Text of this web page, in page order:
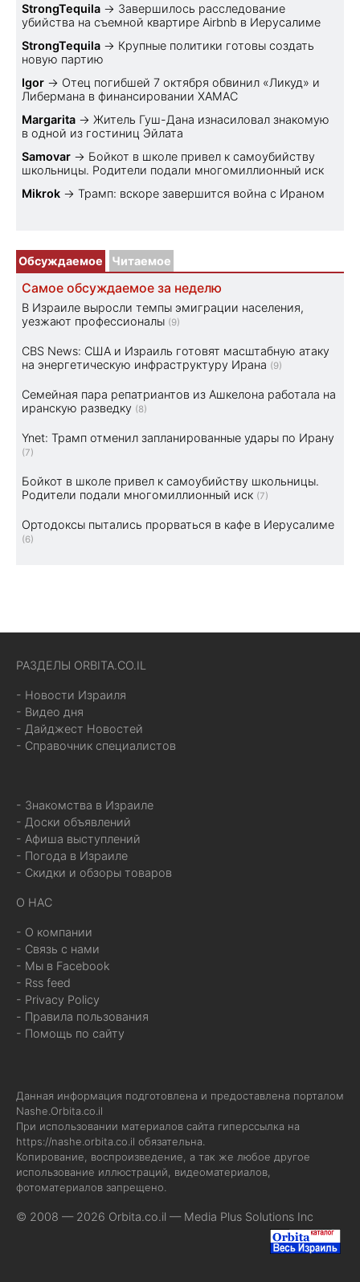
StrongTequila → Завершилось расследование
убийства на съемной квартире Airbnb в Иерусалиме
StrongTequila → Крупные политики готовы создать
новую партию
Igor → Отец погибшей 7 октября обвинил «Ликуд» и
Либермана в финансировании ХАМАС
Margarita → Житель Гуш-Дана изнасиловал знакомую
в одной из гостиниц Эйлата
Samovar → Бойкот в школе привел к самоубийству
школьницы. Родители подали многомиллионный иск
Mikrok → Трамп: вскоре завершится война с Ираном
Обсуждаемое Читаемое
Самое обсуждаемое за неделю
В Израиле выросли темпы эмиграции населения,
уезжают профессионалы (9)
CBS News: США и Израиль готовят масштабную атаку
на энергетическую инфраструктуру Ирана (9)
Семейная пара репатриантов из Ашкелона работала на
иранскую разведку (8)
Ynet: Трамп отменил запланированные удары по Ирану
(7)
Бойкот в школе привел к самоубийству школьницы.
Родители подали многомиллионный иск (7)
Ортодоксы пытались прорваться в кафе в Иерусалиме
(6)
РАЗДЕЛЫ ORBITA.CO.IL
- Новости Израиля
- Видео дня
- Дайджест Новостей
- Справочник специалистов
- Знакомства в Израиле
- Доски объявлений
- Афиша выступлений
- Погода в Израиле
- Скидки и обзоры товаров
О НАС
- О компании
- Связь с нами
- Мы в Facebook
- Rss feed
- Privacy Policy
- Правила пользования
- Помощь по сайту
Данная информация подготовлена и предоставлена порталом
Nashe.Orbita.co.il
При использовании материалов сайта гиперссылка на
https://nashe.orbita.co.il обязательна.
Копирование, воспроизведение, а так же любое другое
использование иллюстраций, видеоматериалов,
фотоматериалов запрещено.
© 2008 — 2026 Orbita.co.il — Media Plus Solutions Inc